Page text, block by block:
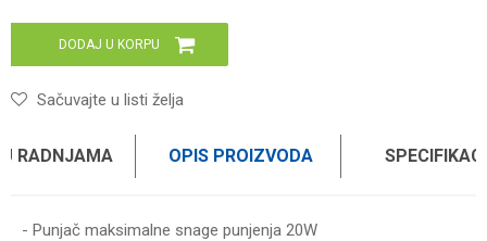
DODAJ U KORPU
Sačuvajte u listi želja
RADNJAMA OPIS PROIZVODA
- Punjač maksimalne snage punjenja 20W